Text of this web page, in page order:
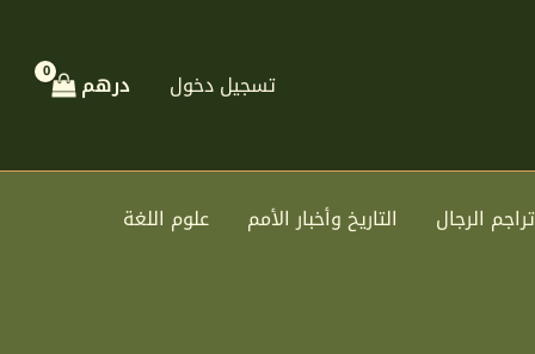
تسجيل دخول درهم
تراجم الرجال التاريخ وأخبار الأمم علوم اللغة